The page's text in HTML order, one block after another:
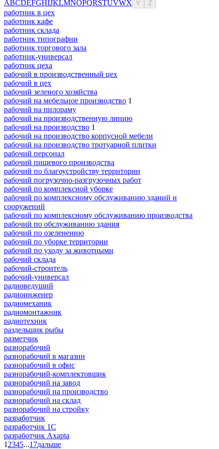
ABCDEFGHIJKLMNOPQRSTUVWX Y Z
работник в цех
работник кафе
работник склада
работник типографии
работник торгового зала
работник-универсал
работник цеха
рабочий в производственный цех
рабочий в цех
рабочий зеленого хозяйства
рабочий на мебельное производство 1
рабочий на пилораму
рабочий на производственную линию
рабочий на производство 1
рабочий на производство корпусной мебели
рабочий на производство тротуарной плитки
рабочий персонал
рабочий пищевого производства
рабочий по благоустройству территории
рабочий погрузочно-разгрузочных работ
рабочий по комплексной уборке
рабочий по комплексному обслуживанию зданий и
сооружений
рабочий по комплексному обслуживанию производства
рабочий по обслуживанию здания
рабочий по озеленению
рабочий по уборке территории
рабочий по уходу за животными
рабочий склада
рабочий-строитель
рабочий-универсал
радиоведущий
радиоинженер
радиомеханик
радиомонтажник
радиотехник
раздельщик рыбы
разметчик
разнорабочий
разнорабочий в магазин
разнорабочий в офис
разнорабочий-комплектовщик
разнорабочий на завод
разнорабочий на производство
разнорабочий на склад
разнорабочий на стройку
разработчик
разработчик 1C
разработчик Axapta
1 2345...17дальше